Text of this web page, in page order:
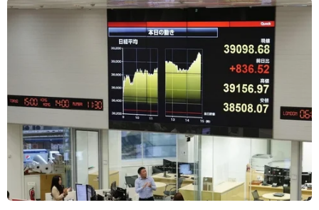
chuyển hướng sang Việt Nam
Động lực mới cho hợp tác thương
mại Việt Nam-Australia
08/08/2026 12:20
Việt Nam-Ấn Độ thúc đẩy hợp tác